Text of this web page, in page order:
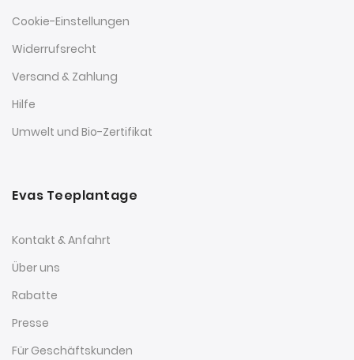
Cookie-Einstellungen
Widerrufsrecht
Versand & Zahlung
Hilfe
Umwelt und Bio-Zertifikat
Evas Teeplantage
Kontakt & Anfahrt
Über uns
Rabatte
Presse
Für Geschäftskunden